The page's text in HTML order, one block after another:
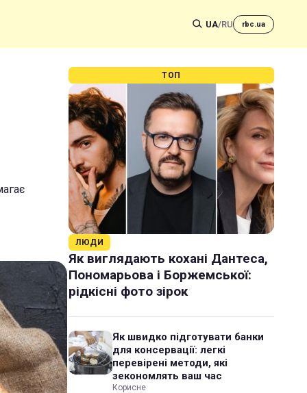
UA/RU rbc.ua
ТОП
ЛЮДИ
Як виглядають кохані Дантеса,
Пономарьова і Боржемської:
рідкісні фото зірок
Як швидко підготувати банки
для консервації: легкі
перевірені методи, які
зекономлять ваш час
Корисне